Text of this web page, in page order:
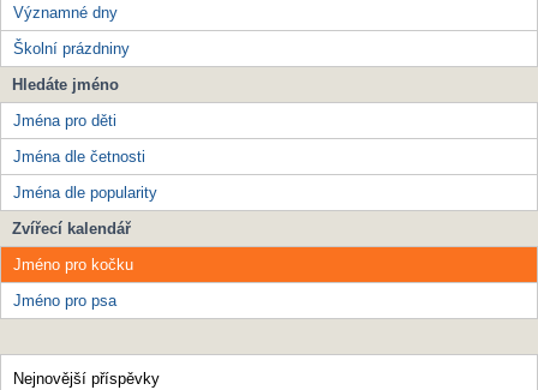
Významné dny
Školní prázdniny
Hledáte jméno
Jména pro děti
Jména dle četnosti
Jména dle popularity
Zvířecí kalendář
Jméno pro kočku
Jméno pro psa
Nejnovější příspěvky